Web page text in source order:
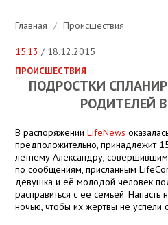
Главная / Происшествия
15:13 / 18.12.2015
ПРОИСШЕСТВИЯ
ПОДРОСТКИ
РОДИТЕЛЕЙ
В распоряженииLifeNews
предположительно, принадлежит
летнему Александру,
по сообщениям, присланным
девушка и её молодой человек
расправиться с её семьей.
ночью, чтобы их жертвы не успели